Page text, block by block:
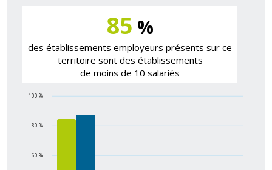
85 %
des établissements employeurs présents sur ce
territoire sont des établissements
de moins de 10 salariés
60 %
80 %
100 %